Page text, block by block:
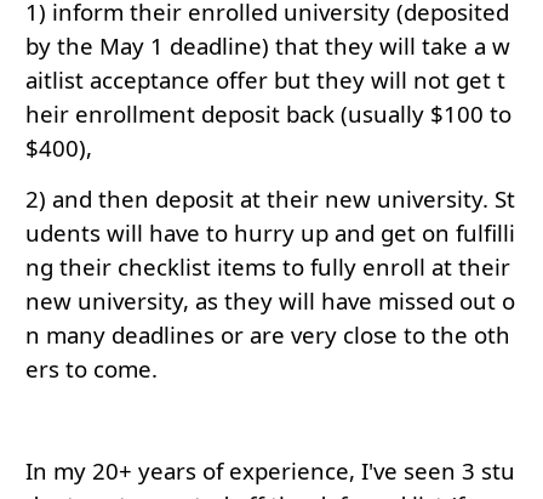
1) inform their enrolled university (deposited
by the May 1 deadline) that they will take a w
aitlist acceptance offer but they will not get t
heir enrollment deposit back (usually $100 to
$400),
2) and then deposit at their new university. St
udents will have to hurry up and get on fulfilli
ng their checklist items to fully enroll at their
new university, as they will have missed out o
n many deadlines or are very close to the oth
ers to come.
In my 20+ years of experience, I've seen 3 stu